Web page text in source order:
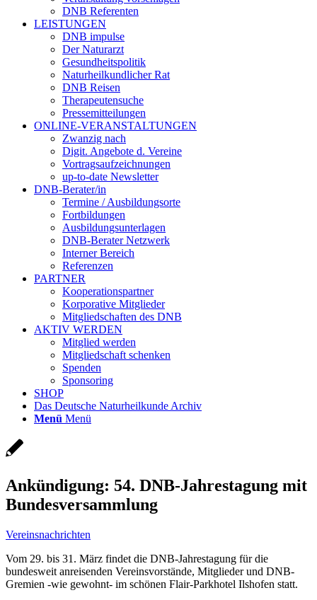
DNB Referenten
LEISTUNGEN
DNB impulse
Der Naturarzt
Gesundheitspolitik
Naturheilkundlicher Rat
DNB Reisen
Therapeutensuche
Pressemitteilungen
ONLINE-VERANSTALTUNGEN
Zwanzig nach
Digit. Angebote d. Vereine
Vortragsaufzeichnungen
up-to-date Newsletter
DNB-Berater/in
Termine / Ausbildungsorte
Fortbildungen
Ausbildungsunterlagen
DNB-Berater Netzwerk
Interner Bereich
Referenzen
PARTNER
Kooperationspartner
Korporative Mitglieder
Mitgliedschaften des DNB
AKTIV WERDEN
Mitglied werden
Mitgliedschaft schenken
Spenden
Sponsoring
SHOP
Das Deutsche Naturheilkunde Archiv
Menü Menü
Ankündigung: 54. DNB-Jahrestagung mit
Bundesversammlung
Vereinsnachrichten
Vom 29. bis 31. März findet die DNB-Jahrestagung für die
bundesweit anreisenden Vereinsvorstände, Mitglieder und DNB-
Gremien -wie gewohnt- im schönen Flair-Parkhotel Ilshofen statt.